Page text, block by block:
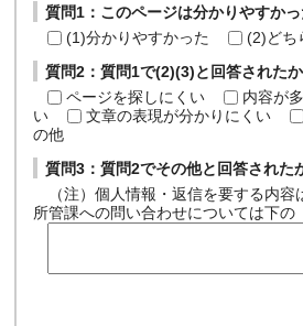
質問1：このページは分かりやすかっ
(1)分かりやすかった
(2)どち
質問2：質問1で(2)(3)と回答された
ページを探しにくい
内容が
い
文章の表現が分かりにくい
の他
質問3：質問2でその他と回答された
（注）個人情報・返信を要する内容
所管課への問い合わせについては下の